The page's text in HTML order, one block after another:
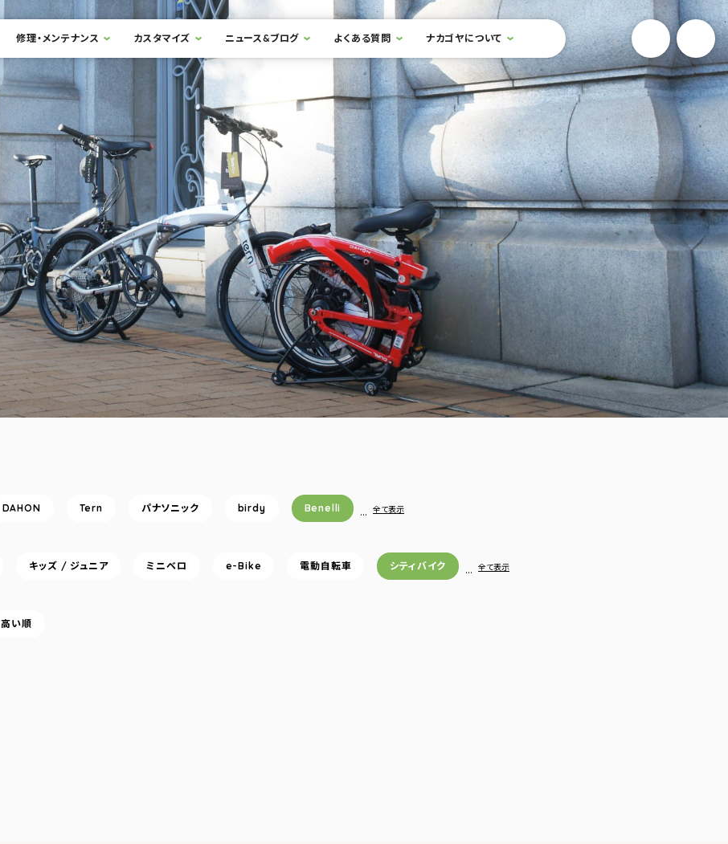
修理・メンテナンス カスタマイズ ニュース&ブログ よくある質問 ナカゴヤについて 検索フォームを開閉する YouTube
DAHON Tern パナソニック birdy Benelli … 全て表示
キッズ / ジュニア ミニベロ e-Bike 電動自転車 シティバイク … 全て表示
高い順